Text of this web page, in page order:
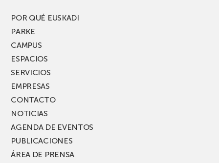
PARKEA
MUSIK
POR QUÉ EUSKADI
PARKE
CAMPUS
ESPACIOS
SERVICIOS
EMPRESAS
CONTACTO
NOTICIAS
AGENDA DE EVENTOS
PUBLICACIONES
ÁREA DE PRENSA